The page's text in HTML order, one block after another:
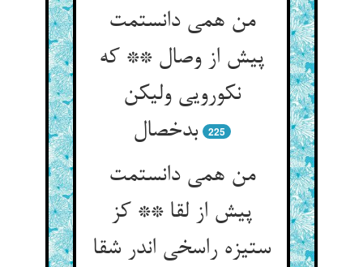
من همی دانستمت
پیش از وصال ** که
نکورویی ولیکن
بدخصال
225
من همی دانستمت
پیش از لقا ** کز
ستیزه راسخی اندر شقا